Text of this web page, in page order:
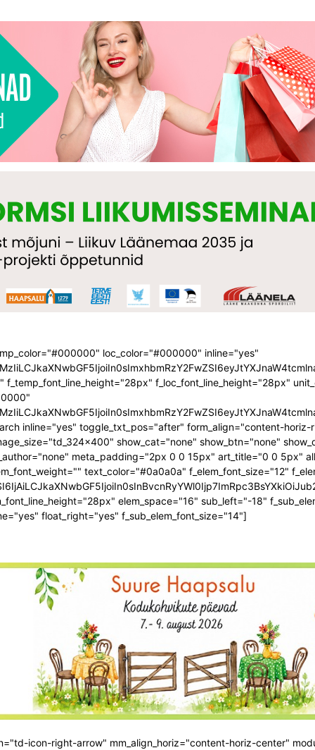
loc_color="#000000" inline="yes"
f_loc_font_line_height="28px"
inline="yes" toggle_txt_pos="after" form_align="content-
show_cat="none" show_btn="none"
meta_padding="2px 0 0 15px" art_title="0 0 5px"
text_color="#0a0a0a" f_elem_font_size="12"
elem_space="16" sub_left="-18"
float_right="yes" f_sub_elem_font_size="14"]
icon-right-arrow" mm_align_horiz="content-horiz-center"